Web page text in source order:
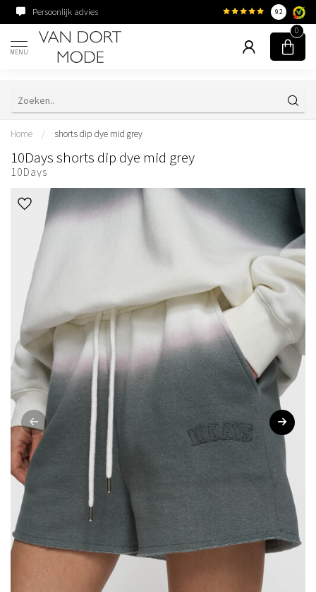
Persoonlijk advies Familiebedrijf sinds
9.2
MENU
0
Home / shorts dip dye mid grey
10Days shorts dip dye mid grey
10Days